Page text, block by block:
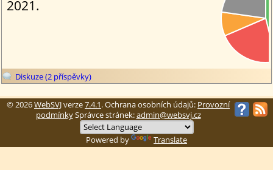
Diskuze (2 příspěvky)
© 2026WebSVJverze7.4.1. Ochrana osobních údajů: Provozní
podmínkySprávce stránek:admin@websvj.cz
Powered by Translate